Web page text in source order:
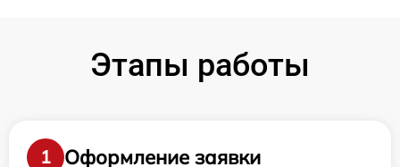
Этапы работы
1
Оформление заявки